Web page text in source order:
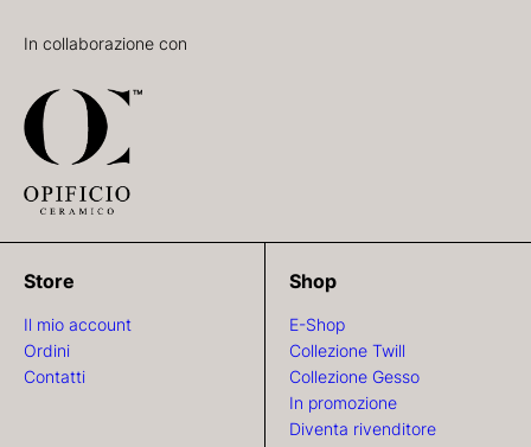
In collaborazione con
Store
Il mio account
Ordini
Contatti
Shop
E-Shop
Collezione Twill
Collezione Gesso
In promozione
Diventa rivenditore